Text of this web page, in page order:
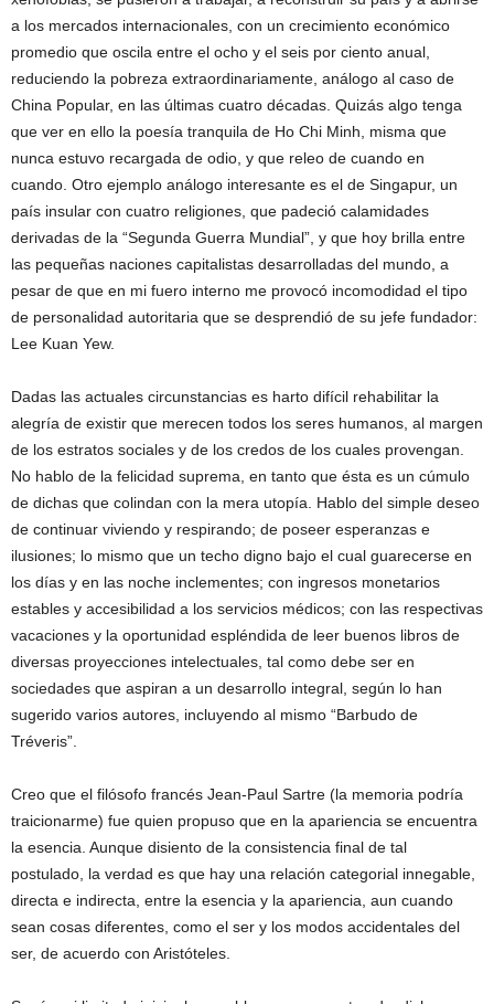
a los mercados internacionales, con un crecimiento económico
promedio que oscila entre el ocho y el seis por ciento anual,
reduciendo la pobreza extraordinariamente, análogo al caso de
China Popular, en las últimas cuatro décadas. Quizás algo tenga
que ver en ello la poesía tranquila de Ho Chi Minh, misma que
nunca estuvo recargada de odio, y que releo de cuando en
cuando. Otro ejemplo análogo interesante es el de Singapur, un
país insular con cuatro religiones, que padeció calamidades
derivadas de la “Segunda Guerra Mundial”, y que hoy brilla entre
las pequeñas naciones capitalistas desarrolladas del mundo, a
pesar de que en mi fuero interno me provocó incomodidad el tipo
de personalidad autoritaria que se desprendió de su jefe fundador:
Lee Kuan Yew.
Dadas las actuales circunstancias es harto difícil rehabilitar la
alegría de existir que merecen todos los seres humanos, al margen
de los estratos sociales y de los credos de los cuales provengan.
No hablo de la felicidad suprema, en tanto que ésta es un cúmulo
de dichas que colindan con la mera utopía. Hablo del simple deseo
de continuar viviendo y respirando; de poseer esperanzas e
ilusiones; lo mismo que un techo digno bajo el cual guarecerse en
los días y en las noche inclementes; con ingresos monetarios
estables y accesibilidad a los servicios médicos; con las respectivas
vacaciones y la oportunidad espléndida de leer buenos libros de
diversas proyecciones intelectuales, tal como debe ser en
sociedades que aspiran a un desarrollo integral, según lo han
sugerido varios autores, incluyendo al mismo “Barbudo de
Tréveris”.
Creo que el filósofo francés Jean-Paul Sartre (la memoria podría
traicionarme) fue quien propuso que en la apariencia se encuentra
la esencia. Aunque disiento de la consistencia final de tal
postulado, la verdad es que hay una relación categorial innegable,
directa e indirecta, entre la esencia y la apariencia, aun cuando
sean cosas diferentes, como el ser y los modos accidentales del
ser, de acuerdo con Aristóteles.